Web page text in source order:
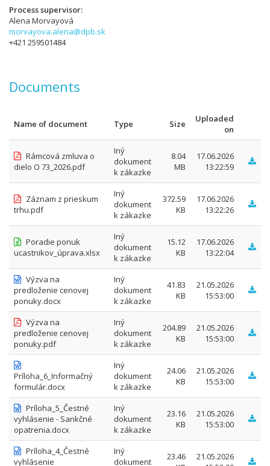
Process supervisor
Alena Morvayová
morvayova.alena@dpb.sk
+421 259501484
Documents
Name of document Type Size
Uploaded
on
Rámcová zmluva o
dielo O 73_2026.pdf
Iný
dokument
k zákazke
8.04
MB
17.06.2026
13:22:59
Záznam z prieskum
trhu.pdf
Iný
dokument
k zákazke
372.59
KB
17.06.2026
13:22:26
Poradie ponuk
ucastnikov_úprava.xlsx
Iný
dokument
k zákazke
15.12
KB
17.06.2026
13:22:04
Výzva na
predloženie cenovej
ponuky.docx
Iný
dokument
k zákazke
41.83
KB
21.05.2026
15:53:00
Výzva na
predloženie cenovej
ponuky.pdf
Iný
dokument
k zákazke
204.89
KB
21.05.2026
15:53:00
Príloha_6_Informačný
formulár.docx
Iný
dokument
k zákazke
24.06
KB
21.05.2026
15:53:00
Príloha_5_Čestné
vyhlásenie - Sankčné
opatrenia.docx
Iný
dokument
k zákazke
23.16
KB
21.05.2026
15:53:00
Príloha_4_Čestné
vyhlásenie
Iný
dokument
23.46
21.05.2026